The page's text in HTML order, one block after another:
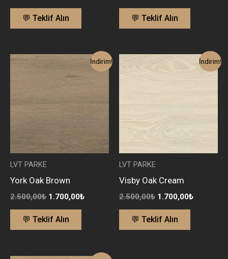
💬 Teklif Alın 💬 Teklif Alın
İndirim!
LVT PARKE
York Oak Brown
2.500,00₺
Orijinal
fiyat:
2.500,00₺.
1.700,00₺
Şu
andaki
1.700,00₺.
💬 Teklif Alın
İndirim!
LVT PARKE
Visby Oak Cream
2.500,00₺
fiyat:
1.700,00₺
Şu
andaki
💬 Teklif Alın